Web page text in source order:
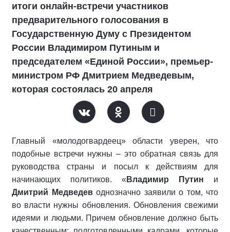
итоги онлайн-встречи участников
предварительного голосования в
Государственную Думу с Президентом
России Владимиром Путиным и
председателем «Единой России», премьер-
министром РФ Дмитрием Медведевым,
которая состоялась 20 апреля
Главный «молодогвардеец» области уверен, что
подобные встречи нужны – это обратная связь для
руководства страны и посыл к действиям для
начинающих политиков. « Владимир Путин и
Дмитрий Медведеводнозначно заявили о том, что
во власти нужны обновления. Обновления свежими
идеями и людьми. Причем обновление должно быть